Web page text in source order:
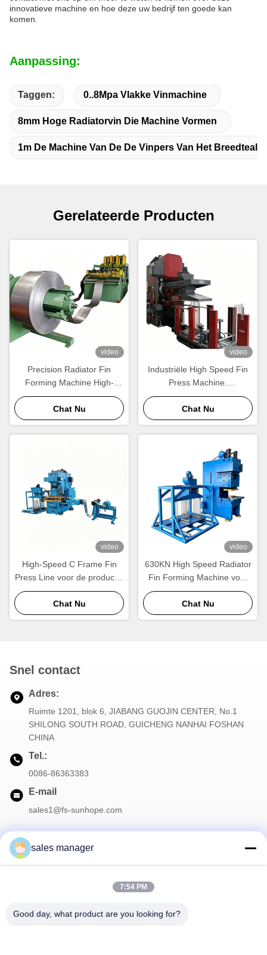
innovatieve machine en hoe deze uw bedrijf ten goede kan
komen.
Aanpassing:
Taggen: 0..8Mpa Vlakke Vinmachine
8mm Hoge Radiatorvin Die Machine Vormen
1m De Machine Van De De Vinpers Van Het
Gerelateerde Producten
video
Precision Radiator Fin
Forming Machine High-
Speed Wavy Aluminium Fin
Productie Apparatuur
Chat Nu
video
Industriële High Speed Fin
Press Machine.
Automatische Aluminium
Radiator Fin
Vormingsapparatuur voor
Grootschalige Productie.
Chat Nu
video
High-Speed C Frame Fin
Press Line voor de productie
van radiatoren en
warmtewisselaars
Chat Nu
video
630KN High Speed Radiator
Fin Forming Machine voor
de productie van aluminium
radiatoren
Chat Nu
Snel contact
Adres:
Ruimte 1201, blok 6, JIABANG GUOJIN CENTER, No.1
SHILONG SOUTH ROAD, GUICHENG NANHAI FOSHAN
CHINA
Tel.:
0086-86363383
E-mail
sales1@fs-sunhope.com
sales manager
7:54 PM
Good day, what product are you looking for?